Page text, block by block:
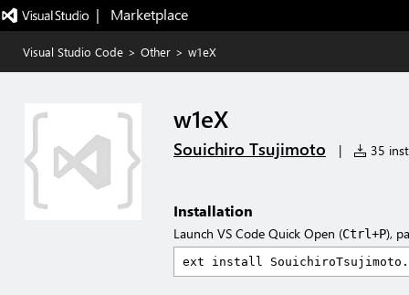
|   Marketplace
Visual Studio Code > Other > w1eX
w1eX
Souichiro Tsujimoto | 35
Installation
Launch VS Code Quick Open (Ctrl+P),